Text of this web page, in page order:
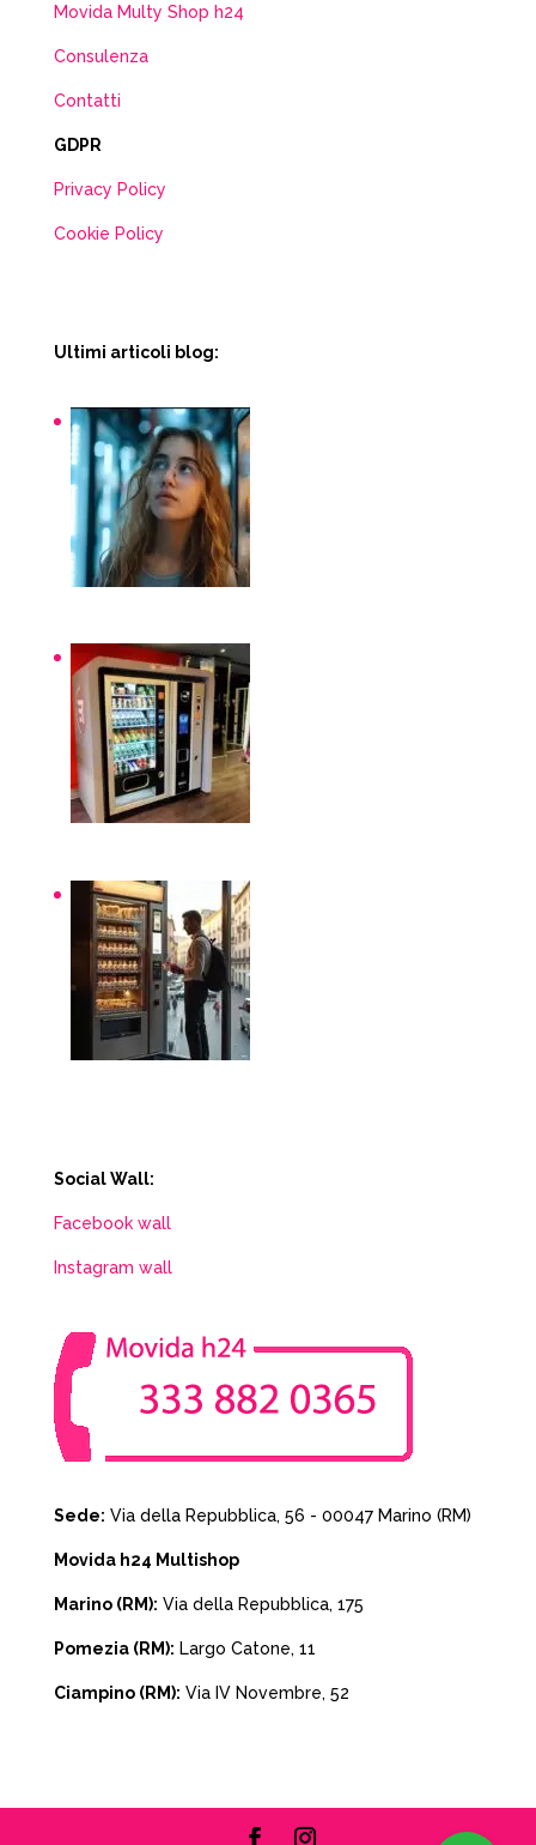
Movida Multy Shop h24
Consulenza
Contatti
GDPR
Privacy Policy
Cookie Policy
Ultimi articoli blog:
Social Wall:
Facebook wall
Instagram wall
Sede: Via della Repubblica, 56 - 00047 Marino (RM)
Movida h24 Multishop
Marino (RM): Via della Repubblica, 175
Pomezia (RM): Largo Catone, 11
Ciampino (RM): Via IV Novembre, 52